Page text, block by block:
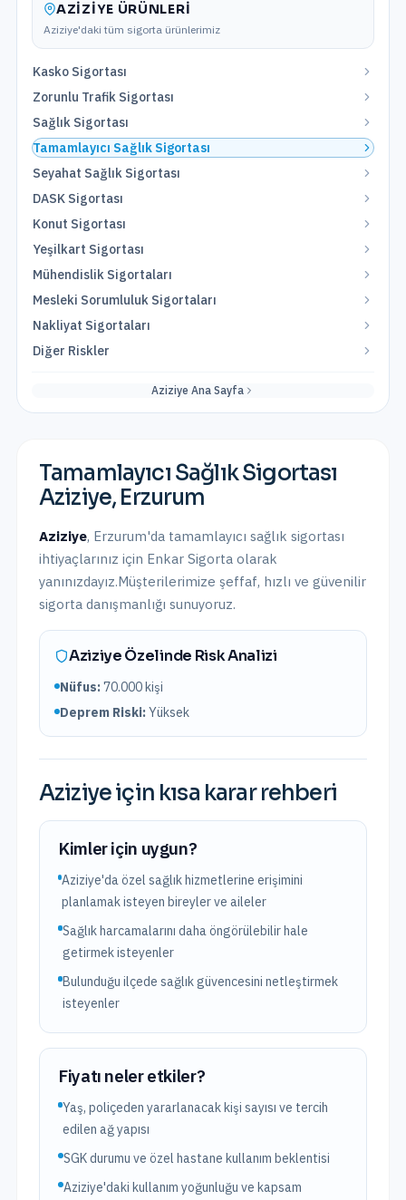
AZIZIYE ÜRÜNLERI
Aziziye'daki tüm sigorta ürünlerimiz
Kasko Sigortası
Zorunlu Trafik Sigortası
Sağlık Sigortası
Tamamlayıcı Sağlık Sigortası
Seyahat Sağlık Sigortası
DASK Sigortası
Konut Sigortası
Yeşilkart Sigortası
Mühendislik Sigortaları
Mesleki Sorumluluk Sigortaları
Nakliyat Sigortaları
Diğer Riskler
Aziziye Ana Sayfa
Tamamlayıcı Sağlık Sigortası
Aziziye, Erzurum
Aziziye, Erzurum'da tamamlayıcı sağlık sigortası
ihtiyaçlarınız için Enkar Sigorta olarak
yanınızdayız.Müşterilerimize şeffaf, hızlı ve güvenilir
sigorta danışmanlığı sunuyoruz.
AziziyeÖzelinde Risk Analizi
Nüfus:70.000kişi
Deprem Riski:Yüksek
Aziziyeiçin kısa karar rehberi
Kimler için uygun?
Aziziye'da özel sağlık hizmetlerine erişimini
planlamak isteyen bireyler ve aileler
Sağlık harcamalarını daha öngörülebilir hale
getirmek isteyenler
Bulunduğu ilçede sağlık güvencesini netleştirmek
isteyenler
Fiyatı neler etkiler?
Yaş, poliçeden yararlanacak kişi sayısı ve tercih
edilen ağ yapısı
SGK durumu ve özel hastane kullanım beklentisi
Aziziye'daki kullanım yoğunluğu ve kapsam